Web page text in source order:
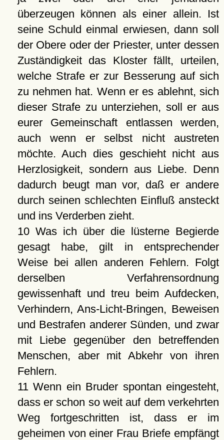
überzeugen können als einer allein. Ist
seine Schuld einmal erwiesen, dann soll
der Obere oder der Priester, unter dessen
Zuständigkeit das Kloster fällt, urteilen,
welche Strafe er zur Besserung auf sich
zu nehmen hat. Wenn er es ablehnt, sich
dieser Strafe zu unterziehen, soll er aus
eurer Gemeinschaft entlassen werden,
auch wenn er selbst nicht austreten
möchte. Auch dies geschieht nicht aus
Herzlosigkeit, sondern aus Liebe. Denn
dadurch beugt man vor, daß er andere
durch seinen schlechten Einfluß ansteckt
und ins Verderben zieht.
10 Was ich über die lüsterne Begierde
gesagt habe, gilt in entsprechender
Weise bei allen anderen Fehlern. Folgt
derselben Verfahrensordnung
gewissenhaft und treu beim Aufdecken,
Verhindern, Ans-Licht-Bringen, Beweisen
und Bestrafen anderer Sünden, und zwar
mit Liebe gegenüber den betreffenden
Menschen, aber mit Abkehr von ihren
Fehlern.
11 Wenn ein Bruder spontan eingesteht,
dass er schon so weit auf dem verkehrten
Weg fortgeschritten ist, dass er im
geheimen von einer Frau Briefe empfängt